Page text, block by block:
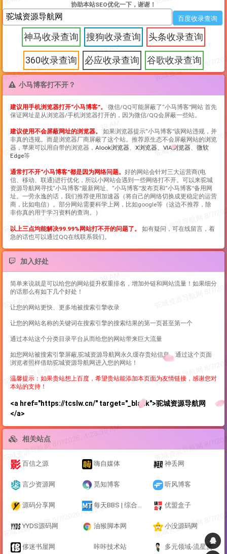
协助本站SEO优化一下，谢谢！
神马收录查询 搜狗收录查询 头条收录查询
360收录查询 必应收录查询 谷歌收录查询
小马博客打不开？
建议用手机浏览器打开“小马博客”。 微信/QQ可能屏蔽了“小马博客”网站 首先
保证网址是从浏览器/手机浏览器打开的，因为微信/QQ会屏蔽一些站。
建议使用不会屏蔽网址的浏览器。 如果浏览器提示“小马博客”该网站违规，并
非真的违规。而是浏览器厂商屏蔽了这个站。推荐原生态不会屏蔽网站的浏览
器，苹果可以用自带的浏览器， Alook浏览器、 X浏览器、 VIA浏览器、 微软
Edge等
通常打不开“小马博客”都是因为网络问题。 好的网站会针对三大运营商(电
信、移动、联通)进行优化，所以小网站会遇到一些网络打不开。可以来驼城
资源导航网寻找“小马博客”最新网址、“小马博客”发布页和“小马博客”备用网
址。一劳永逸的话，我们推荐使用加速器（将自己的网络切换成更稳定的运营
商，比如电信）。部分网站需要科学上网，比如google等（这边不推荐，除
非你真的用于学习资料的查询。）
以上三点均能解决99.99%网站打不开的问题了。
如有疑问，可在线留言，着
急的话也可以通过QQ在线联系我们。
加入好处
简单来说就是可以给您的网站提升权重排名，增加外链和网站流量！如果细分
的话那么有如下几个好处！
让您的网站更快、更多地被搜索引擎收录
让您的网站名称的关键词在搜索引擎的搜索结果的第一页甚至第一个
通过本站这个分类目录平台从而给您的网站带来巨大流量
如您网站被搜索引擎屏蔽,驼城资源导航网永久缓存贵站信息，通过这个页面
浏览者照样借助驼城资源导航网进入您的网站！
温馨提示：如果贵站想上百度，希望贵站能添加本页面为友情链接，感谢您对
本站的支持！
<a href="https://tcslw.cn/" target="_blank">驼城资源导航网
</a>
相关站点
百信之源 嗨自媒体 神丢网
言少资源网 觅知博客 听风博客
源码分享网 每天BBS | 综合论坛 优盟盒子
YYDS源码网 油猴脚本网 小没源码网
侈迷书屋网 咔咔技术站 多元领域-流星窝